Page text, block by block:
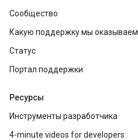
Сообщество
Какую поддержку мы оказываем
Статус
Портал поддержки
Ресурсы
Инструменты разработчика
4-minute videos for developers